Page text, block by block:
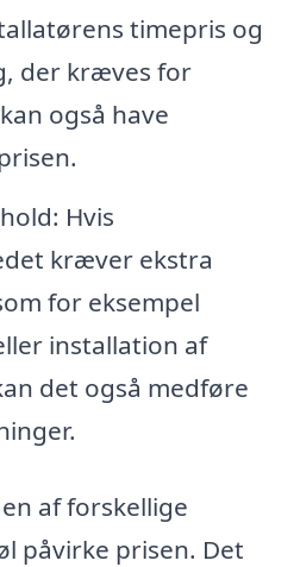
timepris og
der kræves for
også have
Hvis
kræver ekstra
for eksempel
installation af
det også medføre
af forskellige
påvirke prisen. Det